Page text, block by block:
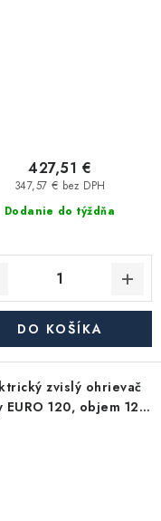
Dodanie do týždňa
347,57 € bez DPH
427,51 €
DO KOŠÍKA
zvislý ohrievač
EURO 120, objem 120